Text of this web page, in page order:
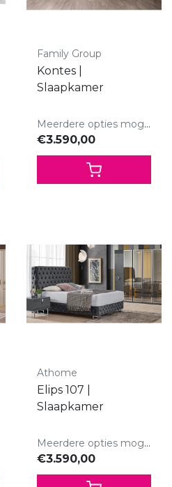
Family Group
Kontes |
Slaapkamer
Meerdere opties mogelijk.
€3.590,00
Athome
Elips 107 |
Slaapkamer
Meerdere opties mogelijk.
€3.590,00